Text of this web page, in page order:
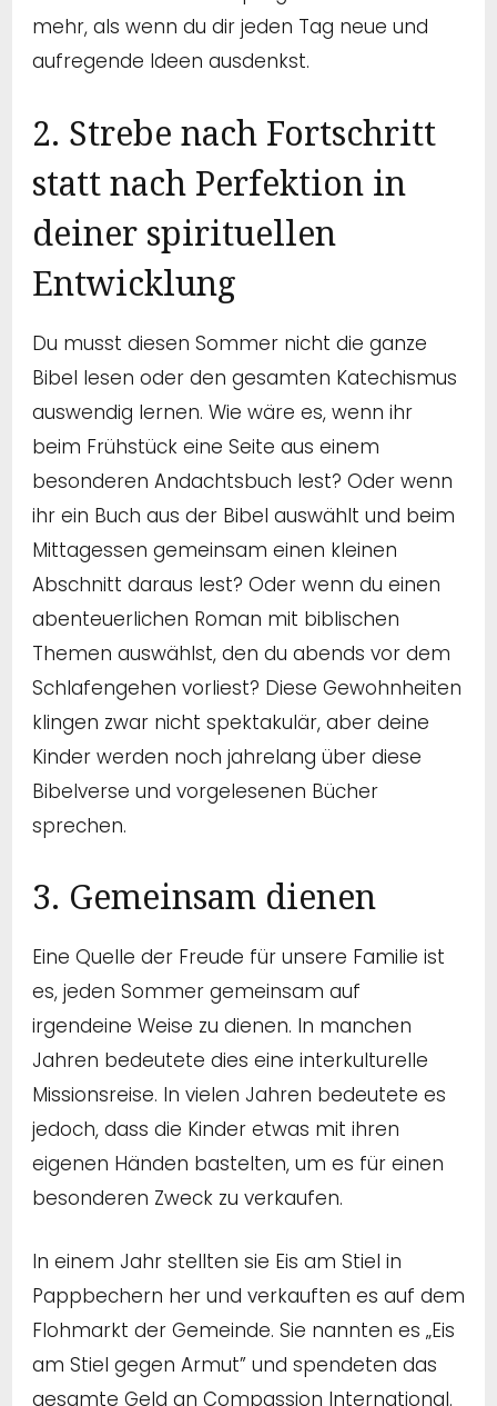
mehr, als wenn du dir jeden Tag neue und
aufregende Ideen ausdenkst.
2. Strebe nach Fortschritt
statt nach Perfektion in
deiner spirituellen
Entwicklung
Du musst diesen Sommer nicht die ganze
Bibel lesen oder den gesamten Katechismus
auswendig lernen. Wie wäre es, wenn ihr
beim Frühstück eine Seite aus einem
besonderen Andachtsbuch lest? Oder wenn
ihr ein Buch aus der Bibel auswählt und beim
Mittagessen gemeinsam einen kleinen
Abschnitt daraus lest? Oder wenn du einen
abenteuerlichen Roman mit biblischen
Themen auswählst, den du abends vor dem
Schlafengehen vorliest? Diese Gewohnheiten
klingen zwar nicht spektakulär, aber deine
Kinder werden noch jahrelang über diese
Bibelverse und vorgelesenen Bücher
sprechen.
3. Gemeinsam dienen
Eine Quelle der Freude für unsere Familie ist
es, jeden Sommer gemeinsam auf
irgendeine Weise zu dienen. In manchen
Jahren bedeutete dies eine interkulturelle
Missionsreise. In vielen Jahren bedeutete es
jedoch, dass die Kinder etwas mit ihren
eigenen Händen bastelten, um es für einen
besonderen Zweck zu verkaufen.
In einem Jahr stellten sie Eis am Stiel in
Pappbechern her und verkauften es auf dem
Flohmarkt der Gemeinde. Sie nannten es „Eis
am Stiel gegen Armut” und spendeten das
gesamte Geld an Compassion International.